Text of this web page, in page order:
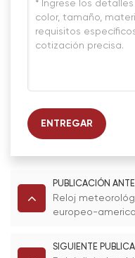
ENTREGAR
PUBLICACIÓN
Reloj
europeo-
SIGUIENTE